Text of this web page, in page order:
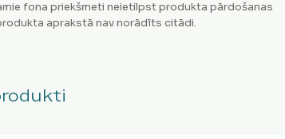
fona priekšmeti neietilpst produkta pārdošanas
aprakstā nav norādīts citādi.